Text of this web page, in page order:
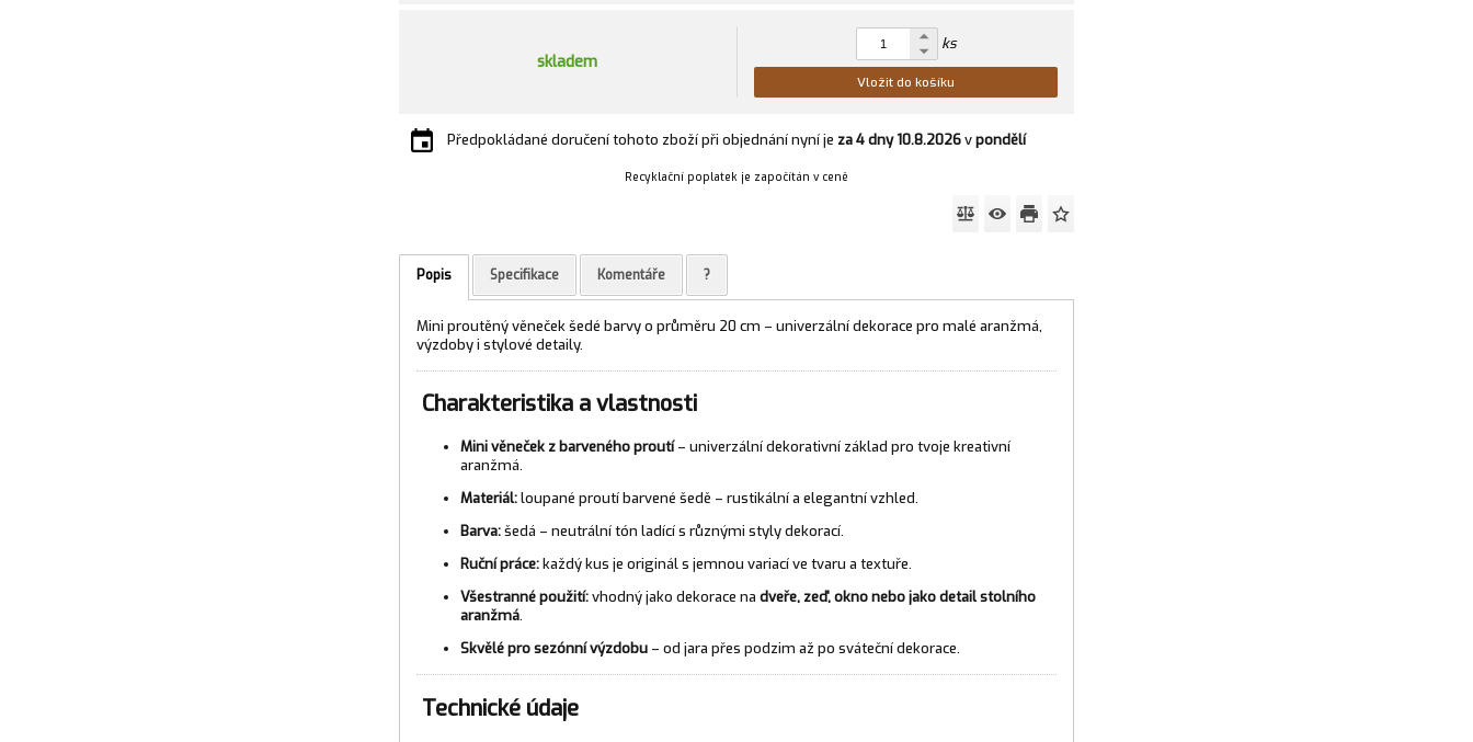
skladem
ks
Vložit do košíku
Předpokládané doručení tohoto zboží při objednání nyní je za 4 dny10.8.2026vpondělí
Recyklační poplatek je započítán v ceně
Popis Specifikace Komentáře ?
Mini proutěný věneček šedé barvy o průměru 20 cm – univerzální dekorace pro malé aranžmá,
výzdoby i stylové detaily.
Charakteristika a vlastnosti
Mini věneček z barveného proutí– univerzální dekorativní základ pro tvoje kreativní
aranžmá.
Materiál:loupané proutí barvené šedě – rustikální a elegantní vzhled.
Barva:šedá – neutrální tón ladící s různými styly dekorací.
Ruční práce:každý kus je originál s jemnou variací ve tvaru a textuře.
Všestranné použití:vhodný jako dekorace na dveře, zeď, okno nebo jako detail stolního
aranžmá.
Skvělé pro sezónní výzdobu– od jara přes podzim až po sváteční dekorace.
Technické údaje